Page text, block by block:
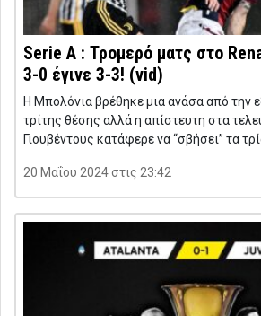
Serie A : Τρομερό ματς στο
3-0 έγινε 3-3! (vid)
Η Μπολόνια βρέθηκε μια ανάσα από την
τρίτης θέσης αλλά η απίστευτη στα
Γιουβέντους κατάφερε να “σβήσει” τα
20 Μαΐου 2024 στις 23:42